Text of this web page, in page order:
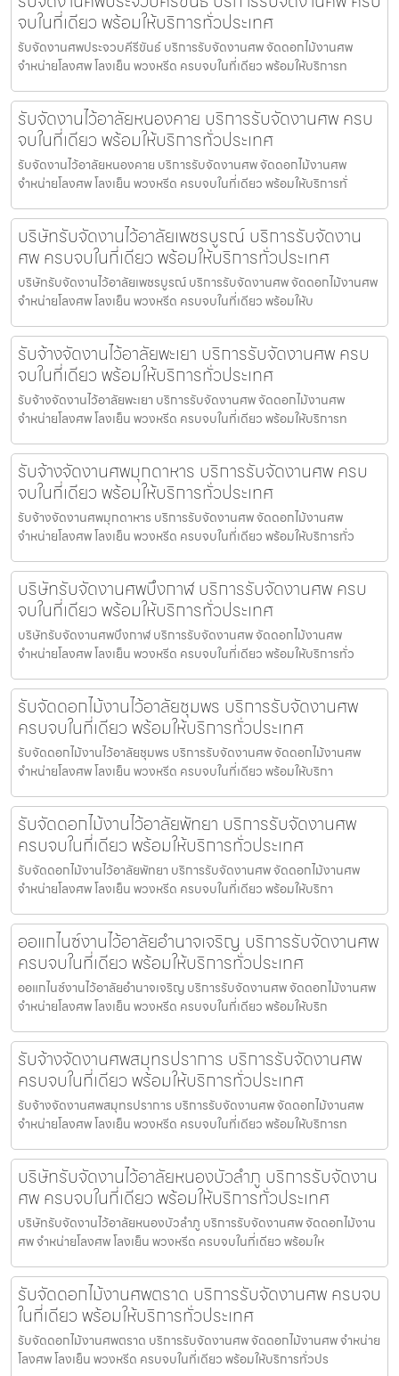
จบในที่เดียว พร้อมให้บริการทั่วประเทศ
รับจัดงานศพประจวบคีรีขันธ์ บริการรับจัดงานศพ จัดดอกไม้งานศพ
จำหน่ายโลงศพ โลงเย็น พวงหรีด ครบจบในที่เดียว พร้อมให้บริการท
รับจัดงานไว้อาลัยหนองคาย บริการรับจัดงานศพ ครบ
จบในที่เดียว พร้อมให้บริการทั่วประเทศ
รับจัดงานไว้อาลัยหนองคาย บริการรับจัดงานศพ จัดดอกไม้งานศพ
จำหน่ายโลงศพ โลงเย็น พวงหรีด ครบจบในที่เดียว พร้อมให้บริการทั่
บริษัทรับจัดงานไว้อาลัยเพชรบูรณ์ บริการรับจัดงาน
ศพ ครบจบในที่เดียว พร้อมให้บริการทั่วประเทศ
บริษัทรับจัดงานไว้อาลัยเพชรบูรณ์ บริการรับจัดงานศพ จัดดอกไม้งานศพ
จำหน่ายโลงศพ โลงเย็น พวงหรีด ครบจบในที่เดียว พร้อมให้บ
รับจ้างจัดงานไว้อาลัยพะเยา บริการรับจัดงานศพ ครบ
จบในที่เดียว พร้อมให้บริการทั่วประเทศ
รับจ้างจัดงานไว้อาลัยพะเยา บริการรับจัดงานศพ จัดดอกไม้งานศพ
จำหน่ายโลงศพ โลงเย็น พวงหรีด ครบจบในที่เดียว พร้อมให้บริการท
รับจ้างจัดงานศพมุกดาหาร บริการรับจัดงานศพ ครบ
จบในที่เดียว พร้อมให้บริการทั่วประเทศ
รับจ้างจัดงานศพมุกดาหาร บริการรับจัดงานศพ จัดดอกไม้งานศพ
จำหน่ายโลงศพ โลงเย็น พวงหรีด ครบจบในที่เดียว พร้อมให้บริการทั่ว
บริษัทรับจัดงานศพบึงกาฬ บริการรับจัดงานศพ ครบ
จบในที่เดียว พร้อมให้บริการทั่วประเทศ
บริษัทรับจัดงานศพบึงกาฬ บริการรับจัดงานศพ จัดดอกไม้งานศพ
จำหน่ายโลงศพ โลงเย็น พวงหรีด ครบจบในที่เดียว พร้อมให้บริการทั่ว
รับจัดดอกไม้งานไว้อาลัยชุมพร บริการรับจัดงานศพ
ครบจบในที่เดียว พร้อมให้บริการทั่วประเทศ
รับจัดดอกไม้งานไว้อาลัยชุมพร บริการรับจัดงานศพ จัดดอกไม้งานศพ
จำหน่ายโลงศพ โลงเย็น พวงหรีด ครบจบในที่เดียว พร้อมให้บริกา
รับจัดดอกไม้งานไว้อาลัยพัทยา บริการรับจัดงานศพ
ครบจบในที่เดียว พร้อมให้บริการทั่วประเทศ
รับจัดดอกไม้งานไว้อาลัยพัทยา บริการรับจัดงานศพ จัดดอกไม้งานศพ
จำหน่ายโลงศพ โลงเย็น พวงหรีด ครบจบในที่เดียว พร้อมให้บริกา
ออแกไนซ์งานไว้อาลัยอำนาจเจริญ บริการรับจัดงานศพ
ครบจบในที่เดียว พร้อมให้บริการทั่วประเทศ
ออแกไนซ์งานไว้อาลัยอำนาจเจริญ บริการรับจัดงานศพ จัดดอกไม้งานศพ
จำหน่ายโลงศพ โลงเย็น พวงหรีด ครบจบในที่เดียว พร้อมให้บริก
รับจ้างจัดงานศพสมุทรปราการ บริการรับจัดงานศพ
ครบจบในที่เดียว พร้อมให้บริการทั่วประเทศ
รับจ้างจัดงานศพสมุทรปราการ บริการรับจัดงานศพ จัดดอกไม้งานศพ
จำหน่ายโลงศพ โลงเย็น พวงหรีด ครบจบในที่เดียว พร้อมให้บริการท
บริษัทรับจัดงานไว้อาลัยหนองบัวลำภู บริการรับจัดงาน
ศพ ครบจบในที่เดียว พร้อมให้บริการทั่วประเทศ
บริษัทรับจัดงานไว้อาลัยหนองบัวลำภู บริการรับจัดงานศพ จัดดอกไม้งาน
ศพ จำหน่ายโลงศพ โลงเย็น พวงหรีด ครบจบในที่เดียว พร้อมให
รับจัดดอกไม้งานศพตราด บริการรับจัดงานศพ ครบจบ
ในที่เดียว พร้อมให้บริการทั่วประเทศ
รับจัดดอกไม้งานศพตราด บริการรับจัดงานศพ จัดดอกไม้งานศพ จำหน่าย
โลงศพ โลงเย็น พวงหรีด ครบจบในที่เดียว พร้อมให้บริการทั่วปร